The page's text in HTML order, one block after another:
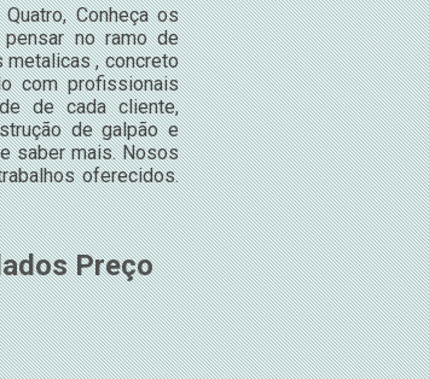
Conheça os
no ramo de
metalicas , concreto
com profissionais
de cada cliente,
de galpão e
saber mais. Nosos
oferecidos.
Preço